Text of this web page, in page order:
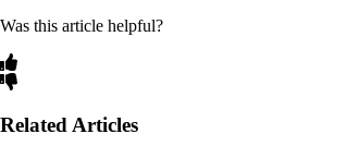
Was this article helpful?
Related Articles